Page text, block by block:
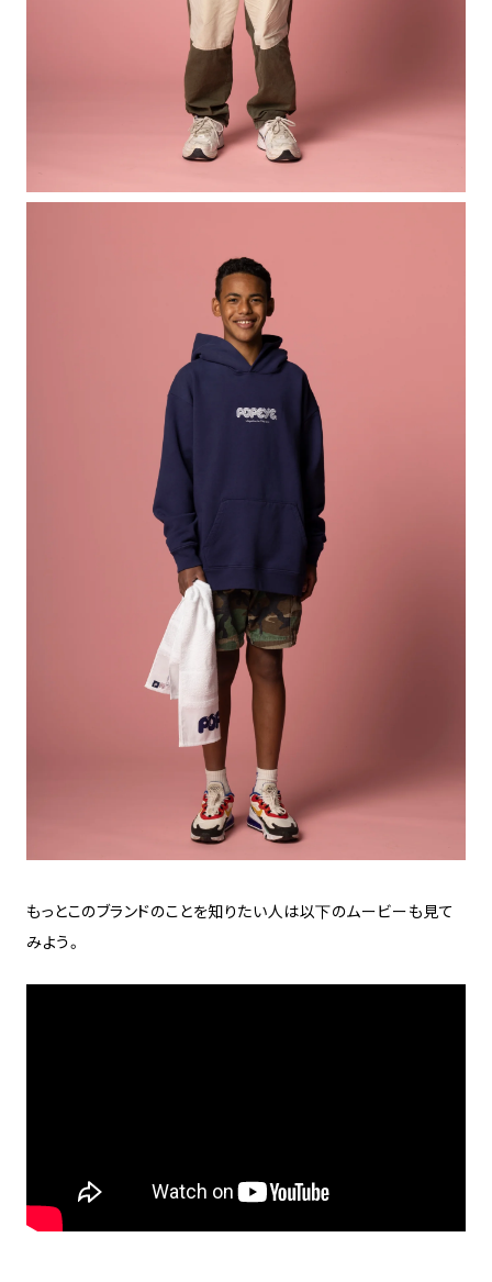
もっとこのブランドのことを知りたい人は以下のムービーも見て
みよう。